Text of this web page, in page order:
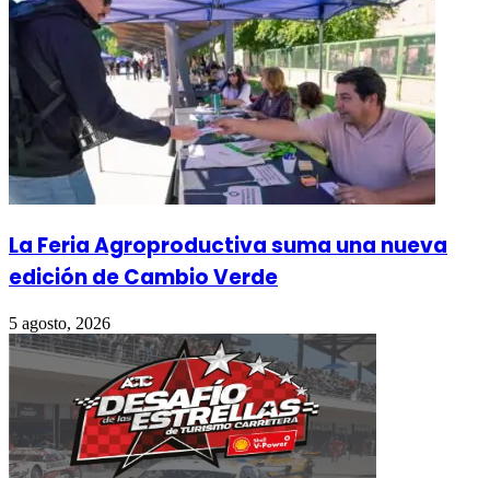
La Feria Agroproductiva suma una nueva
edición de Cambio Verde
5 agosto, 2026